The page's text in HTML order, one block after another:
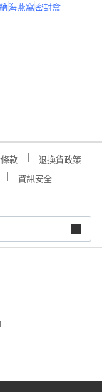
海燕窩密封盒
款
退換貨政策
資訊安全